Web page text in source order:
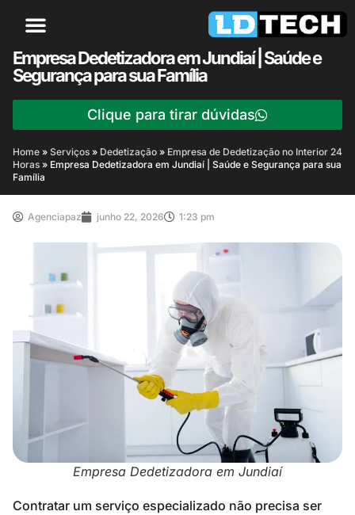
Empresa Dedetizadora em Jundiaí | Saúde e
Segurança para sua Família
Clique para tirar dúvidas
Home » Serviços » Dedetização » Empresa de Dedetização no Interior 24
Horas » Empresa Dedetizadora em Jundiaí | Saúde e Segurança para sua
Família
Agenciapaz junho 22, 2026 1:23 pm
Empresa Dedetizadora em Jundiaí
Contratar um serviço especializado não precisa ser